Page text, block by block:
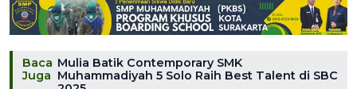
Baca
Juga
Mulia Batik Contemporary SMK
Muhammadiyah 5 Solo Raih Best Talent di SBC